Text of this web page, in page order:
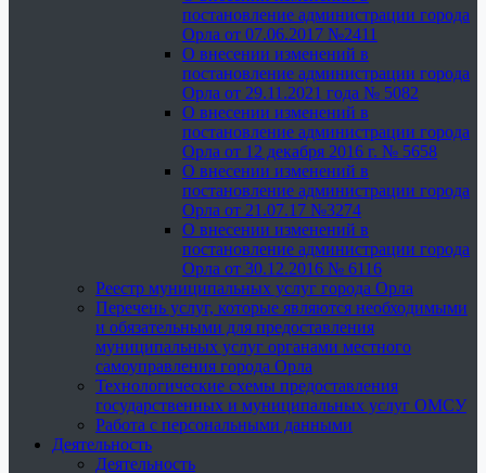
постановление администрации города
Орла от 07.06.2017 №2411
О внесении изменений в
постановление администрации города
Орла от 29.11.2021 года № 5082
О внесении изменений в
постановление администрации города
Орла от 12 декабря 2016 г. № 5658
О внесении изменений в
постановление администрации города
Орла от 21.07.17 №3274
О внесении изменений в
постановление администрации города
Орла от 30.12.2016 № 6116
Реестр муниципальных услуг города Орла
Перечень услуг, которые являются необходимыми
и обязательными для предоставления
муниципальных услуг органами местного
самоуправления города Орла
Технологические схемы предоставления
государственных и муниципальных услуг ОМСУ
Работа с персональными данными
Деятельность
Деятельность